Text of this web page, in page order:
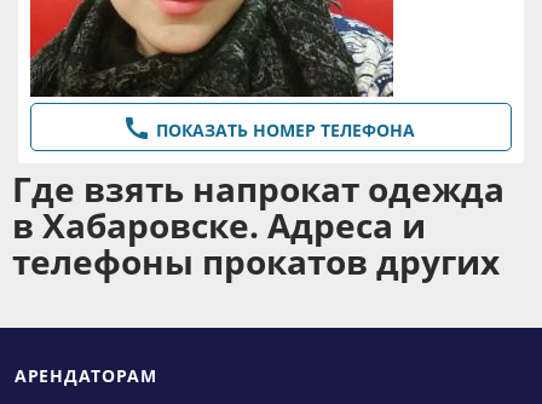
 ПОКАЗАТЬ НОМЕР ТЕЛЕФОНА
Где взять напрокат одежда
в Хабаровске. Адреса и
телефоны прокатов других
АРЕНДАТОРАМ